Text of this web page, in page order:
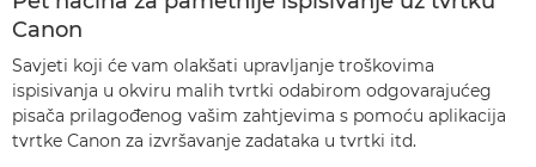
Canon
Savjeti koji će vam olakšati upravljanje troškovima
ispisivanja u okviru malih tvrtki odabirom odgovarajućeg
pisača prilagođenog vašim zahtjevima s pomoću aplikacija
tvrtke Canon za izvršavanje zadataka u tvrtki itd.